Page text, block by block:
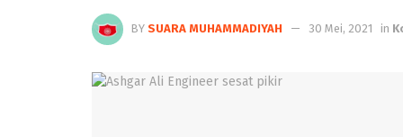
BY SUARA MUHAMMADIYAH 30 Mei, 2021 in